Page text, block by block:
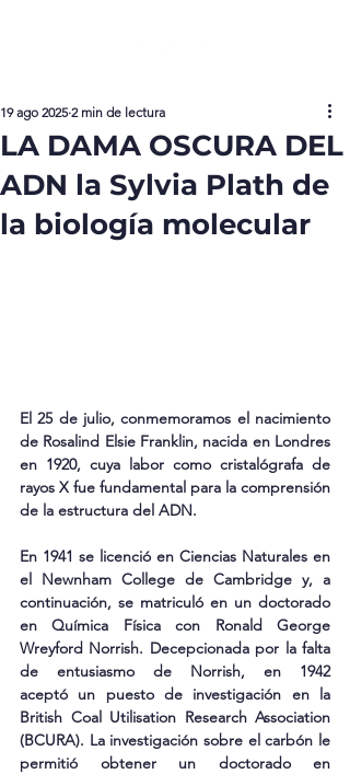
LA DAMA OSCURA DEL
ADN la Sylvia Plath de
la biología molecular
19 ago 2025 2 min de lectura
El 25 de julio, conmemoramos el nacimiento
de Rosalind Elsie Franklin, nacida en Londres
en 1920, cuya labor como cristalógrafa de
rayos X fue fundamental para la comprensión
de la estructura del ADN.
En 1941 se licenció en Ciencias Naturales en
el Newnham College de Cambridge y, a
continuación, se matriculó en un doctorado
en Química Física con Ronald George
Wreyford Norrish. Decepcionada por la falta
de entusiasmo de Norrish, en 1942
aceptó un puesto de investigación en la
British Coal Utilisation Research Association
(BCURA). La investigación sobre el carbón le
permitió obtener un doctorado en